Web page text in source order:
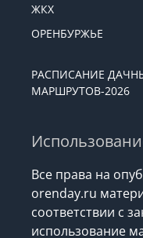
КУЛЬТУРА
ЖКХ
Все права на
orenday.ru